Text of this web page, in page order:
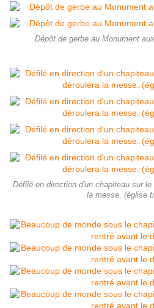
Dépôt de gerbe au Monument
Défilé en direction d'un chapiteau sur
la messe. (église